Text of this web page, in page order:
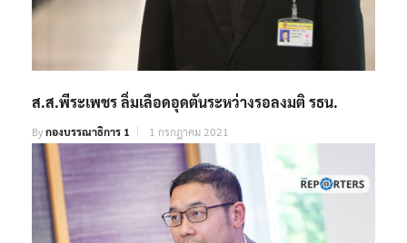
ส.ส.พีระเพชร ลิ่มเลือดอุดตันระหว่างรอลงมติ รธน.
Byกองบรรณาธิการ 1 1 กรกฎาคม 2021